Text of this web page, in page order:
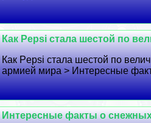
Как Pepsi стала шестой по
Как Pepsi стала шестой по
армией мира > Интересные
Интересные факты о